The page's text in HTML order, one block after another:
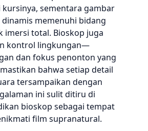
sementara gambar
memenuhi bidang
imersi total. Bioskop juga
kontrol lingkungan—
dan fokus penonton yang
bahwa setiap detail
tersampaikan dengan
ini sulit ditiru di
bioskop sebagai tempat
film supranatural.